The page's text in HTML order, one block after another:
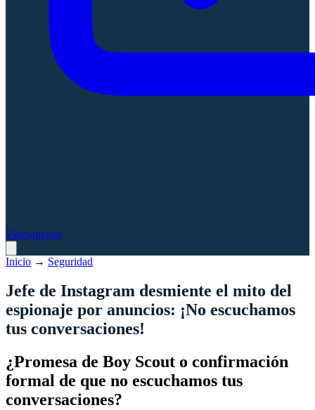
Videojuegos
Inicio → Seguridad
Jefe de Instagram desmiente el mito del
espionaje por anuncios: ¡No escuchamos
tus conversaciones!
¿Promesa de Boy Scout o confirmación
formal de que no escuchamos tus
conversaciones?